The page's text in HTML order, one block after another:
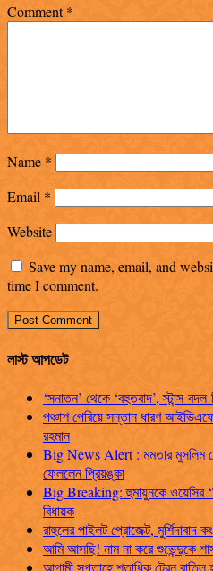
Comment*
Name *
Email *
Website
Save my name, email, and
time I comment.
লাস্ট আপডেট
‘সনাতন’ থেকে ‘বহুতবাদ’, স্টান্স বদল
পঞ্চাশ পেরিয়ে সন্তান ধারণ
রহমান
Big News Alert : মমতার মুসলিম
ফেললেন প্রিয়ঙ্কা
Big Breaking: হুমায়ুনকে ওয়েসির
বিধায়ক
রাহুলের পাইলট প্রোজেক্ট,
আমি আসছি! নাম না করে শুভেন্দুকে
আগামী সপ্তাহে শতাধিক ট্রেন বাতিল